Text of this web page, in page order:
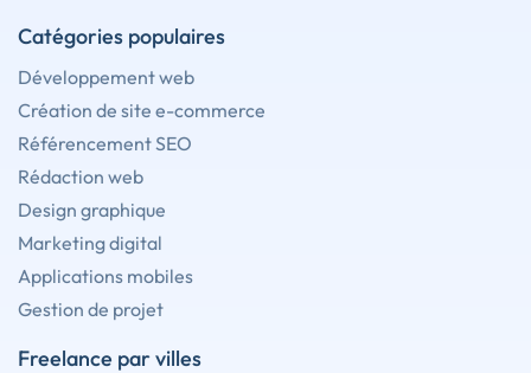
Catégories populaires
Développement web
Création de site e-commerce
Référencement SEO
Rédaction web
Design graphique
Marketing digital
Applications mobiles
Gestion de projet
Freelance par villes